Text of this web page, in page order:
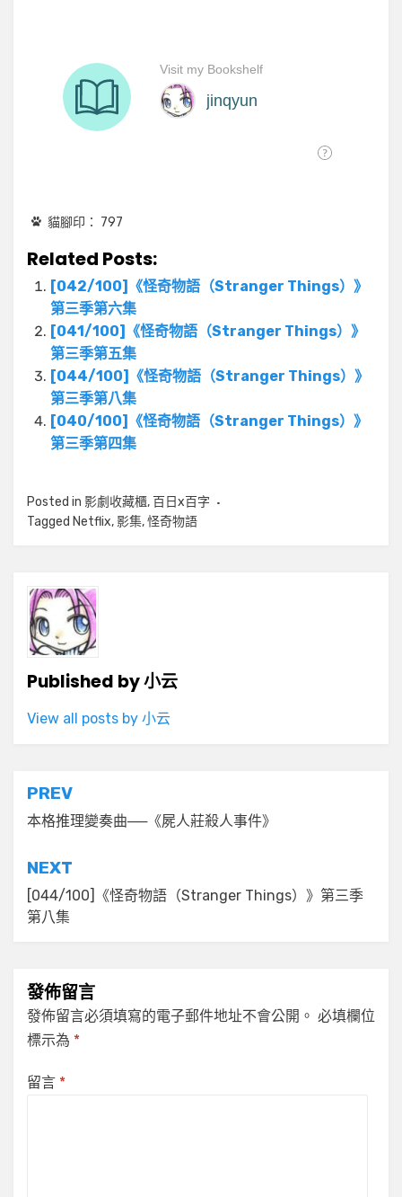
貓腳印： 797
Related Posts:
[042/100]《怪奇物語（Stranger Things）》
第三季第六集
[041/100]《怪奇物語（Stranger Things）》
第三季第五集
[044/100]《怪奇物語（Stranger Things）》
第三季第八集
[040/100]《怪奇物語（Stranger Things）》
第三季第四集
Posted in 影劇收藏櫃, 百日x百字
Tagged Netflix, 影集,怪奇物語
Published by小云
View all posts by 小云
文
章
導
覽
PREV
本格推理變奏曲──《屍人莊殺人事件》
NEXT
[044/100]《怪奇物語（Stranger Things）》第三季
第八集
發佈留言
發佈留言必須填寫的電子郵件地址不會公開。 必填欄位
標示為 *
留言 *